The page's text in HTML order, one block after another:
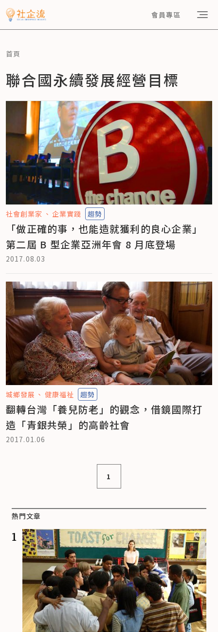
會員專區
首頁
聯合國永續發展經營目標
社會創業家 企業實踐 趨勢
「做正確的事，也能造就獲利的良心企業」
第二屆 B 型企業亞洲年會 8 月底登場
2017.08.03
城鄉發展 健康福祉 趨勢
翻轉台灣「養兒防老」的觀念，借鏡國際打
造「青銀共榮」的高齡社會
2017.01.06
1
熱門文章
1